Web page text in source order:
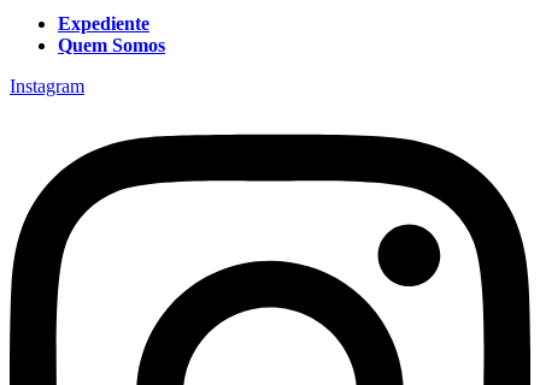
Expediente
Quem Somos
Instagram